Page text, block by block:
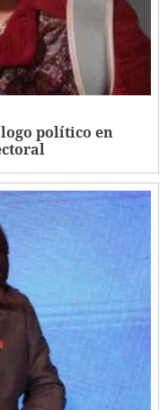
político en